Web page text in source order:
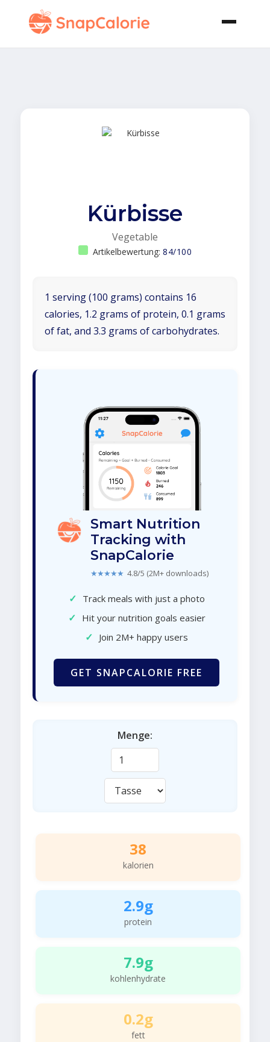
Kürbisse
Vegetable
Artikelbewertung: 84/100
1 serving (100 grams) contains 16
calories, 1.2 grams of protein, 0.1 grams
of fat, and 3.3 grams of carbohydrates.
Smart Nutrition
Tracking with
SnapCalorie
★★★★★ 4.8/5 (2M+ downloads)
✓ Track meals with just a photo
✓ Hit your nutrition goals easier
✓ Join 2M+ happy users
GET SNAPCALORIE FREE
Menge:
38
kalorien
2.9g
protein
7.9g
kohlenhydrate
0.2g
fett